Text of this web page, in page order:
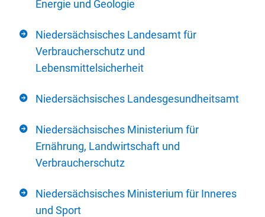
Energie und Geologie
Niedersächsisches Landesamt für
Verbraucherschutz und
Lebensmittelsicherheit
Niedersächsisches Landesgesundheitsamt
Niedersächsisches Ministerium für
Ernährung, Landwirtschaft und
Verbraucherschutz
Niedersächsisches Ministerium für Inneres
und Sport